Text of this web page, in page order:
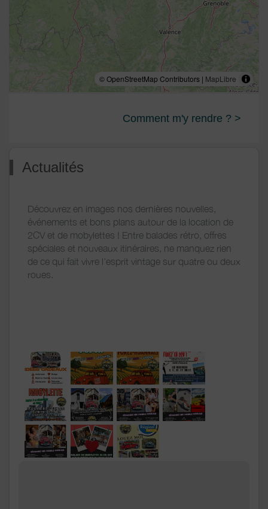
© OpenStreetMap Contributors | MapLibre
Comment m'y rendre ? >
Actualités
Découvrez en images nos dernières nouvelles,
événements et bons plans autour de la location de
2CV et de mobylettes ! Entre balades rétro, offres
spéciales et nouveaux itinéraires, ne manquez rien
de ce qui fait vivre l’esprit vintage sur quatre ou deux
roues.